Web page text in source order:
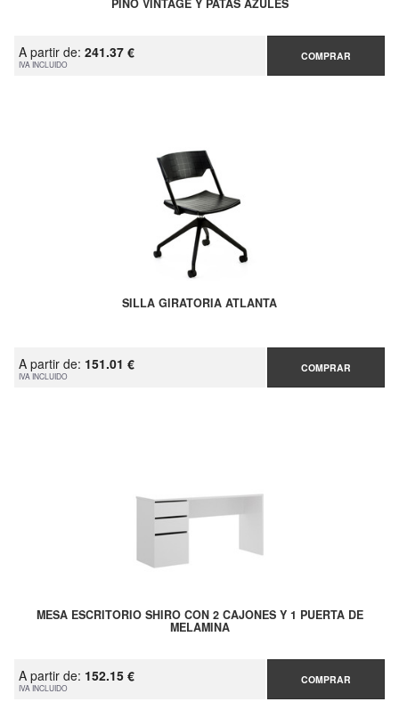
PINO VINTAGE Y PATAS AZULES
A partir de: 241.37 €
IVA INCLUIDO
COMPRAR
SILLA GIRATORIA ATLANTA
A partir de: 151.01 €
IVA INCLUIDO
COMPRAR
MESA ESCRITORIO SHIRO CON 2 CAJONES Y 1 PUERTA DE
MELAMINA
A partir de: 152.15 €
IVA INCLUIDO
COMPRAR